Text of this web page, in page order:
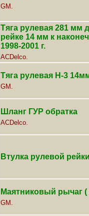
GM.
Тяга рулевая 281 мм
рейке 14 мм к
1998-2001 г.
ACDelco.
Тяга рулевая H-3
GM.
Шланг ГУР обратка
ACDelco.
Втулка рулевой
Маятниковый рычаг (
GM.